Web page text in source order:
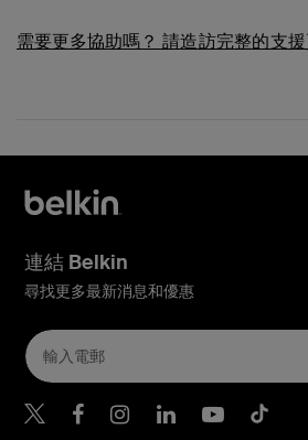
需要更多協助嗎？ 請造訪完整的支
連結 Belkin
尋找更多最新消息和優惠
Belkin Twitter
Belkin Hong
BelkinBelkin